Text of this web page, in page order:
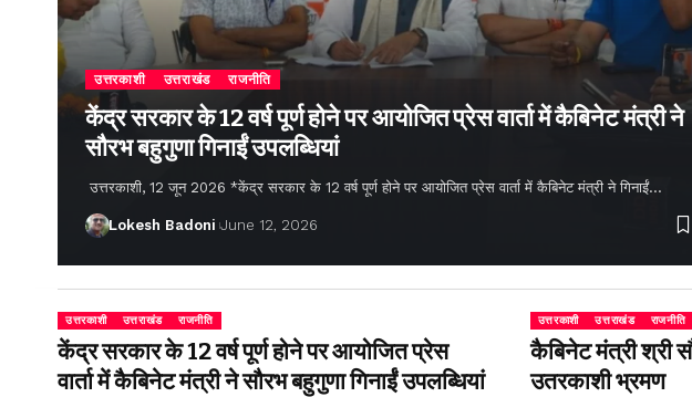
उत्तरकाशी उत्तराखंड राजनीति
केंद्र सरकार के 12 वर्ष पूर्ण होने पर आयोजित प्रेस वार्ता में कैबिनेट मंत्री ने
सौरभ बहुगुणा गिनाईं उपलब्धियां
उत्तरकाशी, 12 जून 2026 *केंद्र सरकार के 12 वर्ष पूर्ण होने पर आयोजित प्रेस वार्ता में कैबिनेट मंत्री ने गिनाईं…
Lokesh Badoni June 12, 2026
उत्तरकाशी उत्तराखंड राजनीति
केंद्र सरकार के 12 वर्ष पूर्ण होने पर आयोजित प्रेस
वार्ता में कैबिनेट मंत्री ने सौरभ बहुगुणा गिनाईं उपलब्धियां
उत्तरकाशी उत्तराखंड राजनीति
कैबिनेट मंत्री श्री
उतरकाशी भ्रमण